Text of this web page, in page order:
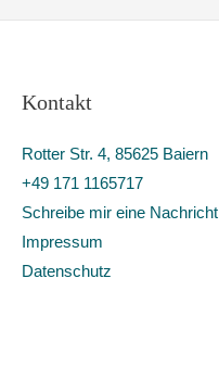
Kontakt
Rotter Str. 4, 85625 Baiern
+49 171 1165717
Schreibe mir eine Nachricht
Impressum
Datenschutz